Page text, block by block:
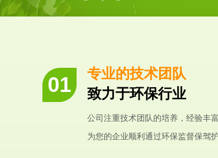
专业的技术团队
致力于环保行业
公司注重技术团队的培养，经验丰
为您的企业顺利通过环保监督保驾